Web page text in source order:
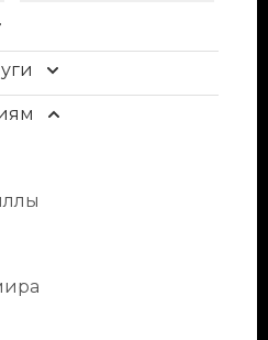
пошив одежды из